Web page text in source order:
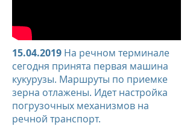
15.04.2019 На речном терминале
сегодня принята первая машина
кукурузы. Маршруты по приемке
зерна отлажены. Идет настройка
погрузочных механизмов на
речной транспорт.